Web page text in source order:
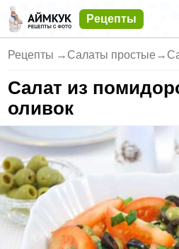
Рецепты
Рецепты → Салаты простые →
Салат из
оливок